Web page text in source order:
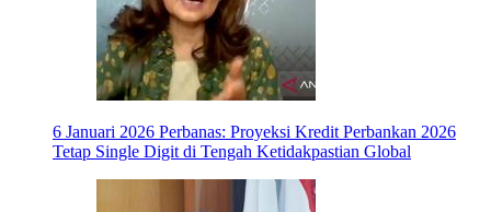
6 Januari 2026 Perbanas: Proyeksi Kredit Perbankan 2026
Tetap Single Digit di Tengah Ketidakpastian Global